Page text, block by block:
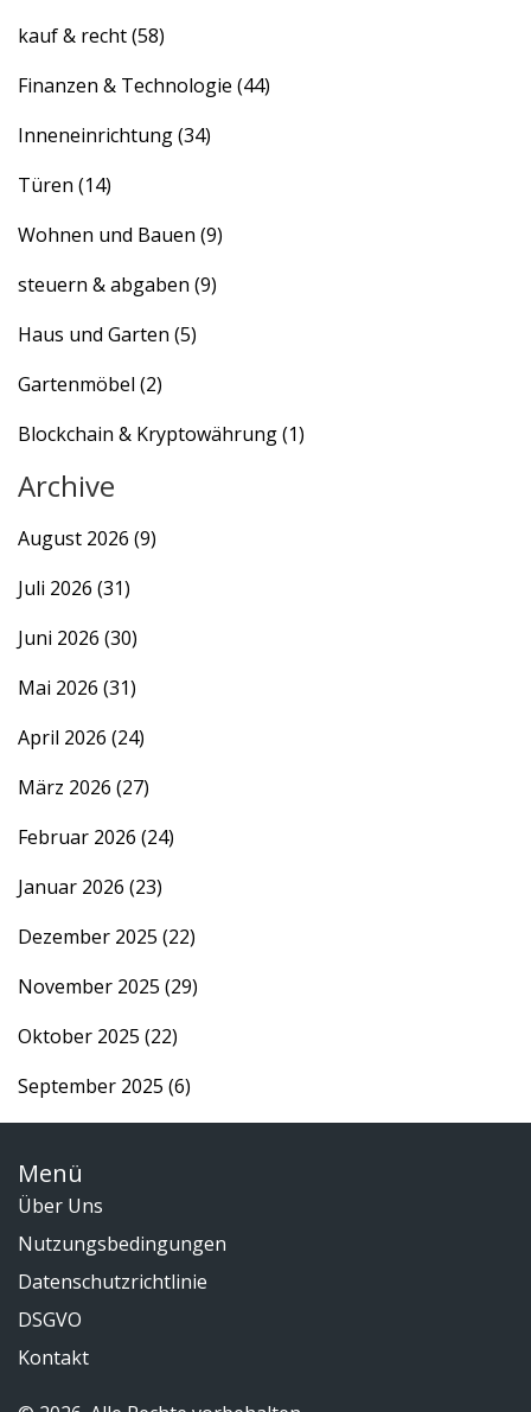
kauf & recht(58)
Finanzen & Technologie (44)
Inneneinrichtung(34)
Türen (14)
Wohnen und Bauen (9)
steuern & abgaben (9)
Haus und Garten (5)
Gartenmöbel (2)
Blockchain & Kryptowährung(1)
Archive
August 2026 (9)
Juli 2026 (31)
Juni 2026 (30)
Mai 2026 (31)
April 2026 (24)
März 2026 (27)
Februar 2026 (24)
Januar 2026 (23)
Dezember 2025 (22)
November 2025 (29)
Oktober 2025 (22)
September 2025 (6)
Menü
Über Uns
Nutzungsbedingungen
Datenschutzrichtlinie
DSGVO
Kontakt